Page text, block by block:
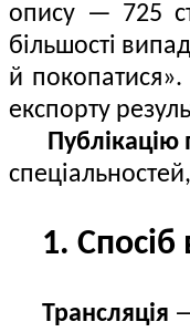
опису — 725
більшості
й
експорту
Публікацію
1. Спосіб
Трансляція